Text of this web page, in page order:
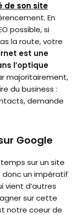
de son site
En
possible, si
la route, votre
est une
l’optique
majoritairement,
du business :
demande
Google
sur un site
donc un impératif
vient d’autres
sur cette
notre coeur de